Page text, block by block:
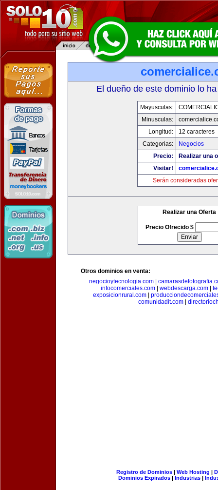
El dueño de este dominio lo
Mayusculas:
Minusculas:
Longitud:
12 caracteres
Categorias:
Negocios
Precio:
Realizar una
Visitar!
Serán consideradas
Realizar una Oferta
Precio Ofrecido $
Otros dominios en venta:
negocioytecnologia.com
infocomerciales.com| webdescarga.com|
exposicionrural.com
comunidadit.com|
Registro de Dominios| Web Hosting |
Dominios Expirados | Industrias |